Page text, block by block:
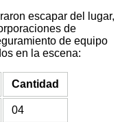
escapar del lugar,
de
de equipo
en la escena:
Cantidad
04